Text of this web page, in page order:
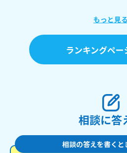
もっと見る
ランキングペー
相談に答
相談の答えを書くと